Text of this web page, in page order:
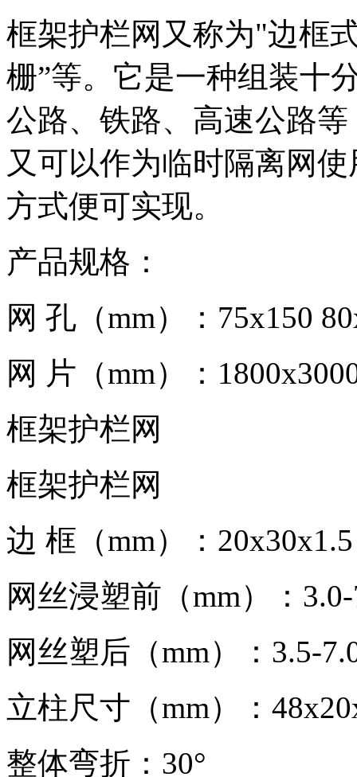
框架护栏网又称为"边框
栅”等。它是一种组装十
公路、铁路、高速公路
又可以作为临时隔离网
方式便可实现。
产品规格：
网 孔（mm）：75x150
网 片（mm）：
框架护栏网
框架护栏网
边 框（mm）：
网丝浸塑前（mm）：
网丝塑后（mm）：3.5-
立柱尺寸（mm）：
整体弯折：30°